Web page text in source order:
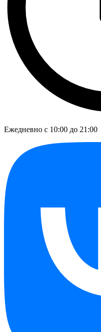
Ежедневно с 10:00 до 21:00